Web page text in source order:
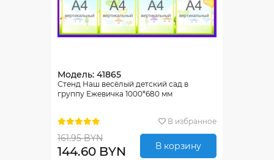
Модель: 41865
Стенд Наш весёлый детский сад в
группу Ежевичка 1000*680 мм
В избранное
161.95 BYN
144.60 BYN В корзину